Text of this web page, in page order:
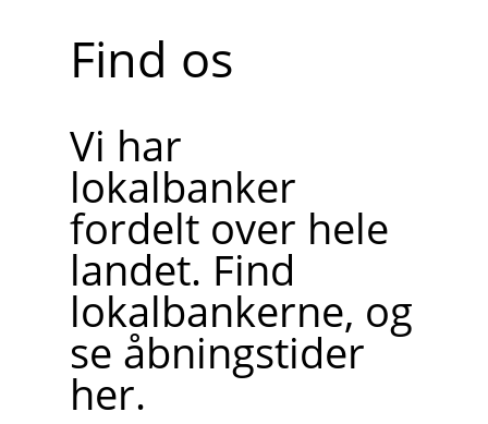
Find os
Vi har
lokalbanker
fordelt over hele
landet. Find
lokalbankerne, og
se åbningstider
her.